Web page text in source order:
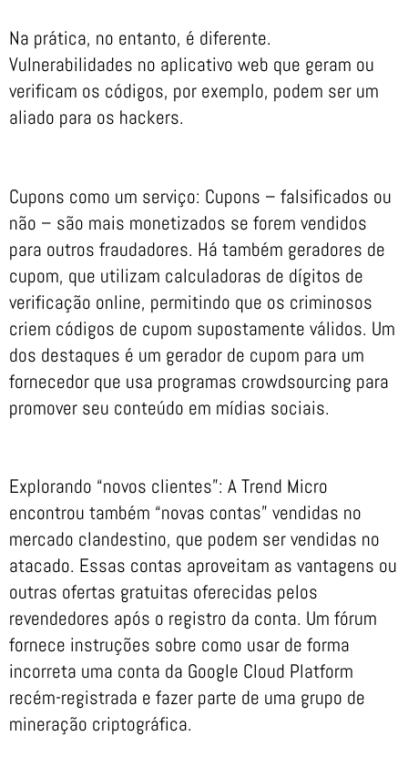
Na prática, no entanto, é diferente.
Vulnerabilidades no aplicativo web que geram ou
verificam os códigos, por exemplo, podem ser um
aliado para os hackers.
Cupons como um serviço: Cupons – falsificados ou
não – são mais monetizados se forem vendidos
para outros fraudadores. Há também geradores de
cupom, que utilizam calculadoras de dígitos de
verificação online, permitindo que os criminosos
criem códigos de cupom supostamente válidos. Um
dos destaques é um gerador de cupom para um
fornecedor que usa programas crowdsourcing para
promover seu conteúdo em mídias sociais.
Explorando “novos clientes”: A Trend Micro
encontrou também “novas contas” vendidas no
mercado clandestino, que podem ser vendidas no
atacado. Essas contas aproveitam as vantagens ou
outras ofertas gratuitas oferecidas pelos
revendedores após o registro da conta. Um fórum
fornece instruções sobre como usar de forma
incorreta uma conta da Google Cloud Platform
recém-registrada e fazer parte de uma grupo de
mineração criptográfica.